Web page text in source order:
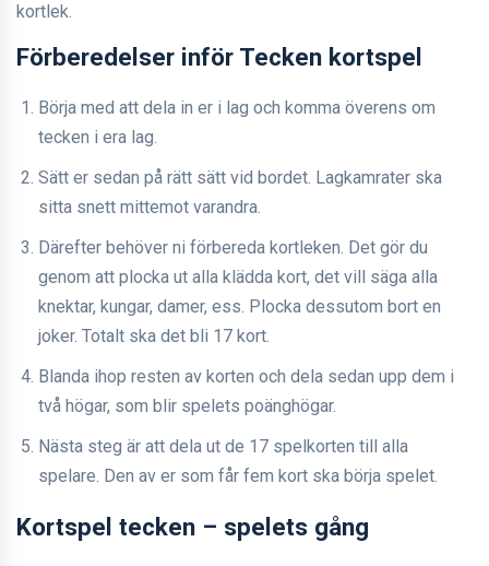
kortlek.
Förberedelser inför Tecken kortspel
Börja med att dela in er i lag och komma överens om
tecken i era lag.
Sätt er sedan på rätt sätt vid bordet. Lagkamrater ska
sitta snett mittemot varandra.
Därefter behöver ni förbereda kortleken. Det gör du
genom att plocka ut alla klädda kort, det vill säga alla
knektar, kungar, damer, ess. Plocka dessutom bort en
joker. Totalt ska det bli 17 kort.
Blanda ihop resten av korten och dela sedan upp dem i
två högar, som blir spelets poänghögar.
Nästa steg är att dela ut de 17 spelkorten till alla
spelare. Den av er som får fem kort ska börja spelet.
Kortspel tecken – spelets gång